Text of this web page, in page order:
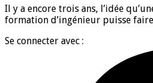
Il y a encore trois ans, l’idée
formation d’ingénieur puisse
Se connecter avec :